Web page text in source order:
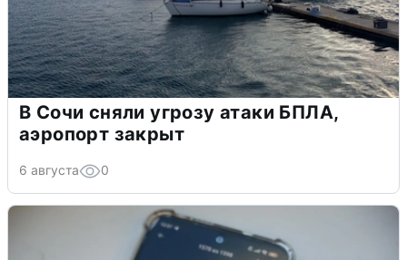
В Сочи сняли угрозу атаки БПЛА,
аэропорт закрыт
6 августа 0